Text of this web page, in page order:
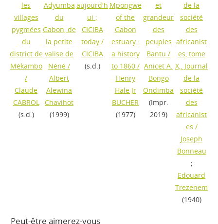
les
villages
pygmées
du
district de
Mékambo
/
Claude
CABROL
(s.d.)
Adyumba
du
Gabon, de
la petite
valise de
Néné /
Albert
Alewina
Chavihot
(1999)
aujourd'h
ui ;
CICIBA
today/
CICIBA
(s.d.)
Mpongwe
of the
Gabon
estuary :
a history
to 1860/
Henry
Hale Jr
BUCHER
(1977)
et
grandeur
des
peuples
Bantu /
Anicet A.
Bongo
Ondimba
(Impr.
2019)
de la
société
des
africanist
es, tome
X,. Journal
de la
société
des
africanist
es /
Joseph
Bonneau
;
Edouard
Trezenem
(1940)
Peut-être aimerez-vous